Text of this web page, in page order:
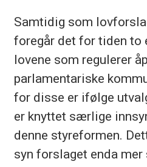
Samtidig som
foregår det for tiden to
lovene som regulerer
parlamentariske
for disse er ifølge
er knyttet særlige
denne styreformen.
syn forslaget enda mer